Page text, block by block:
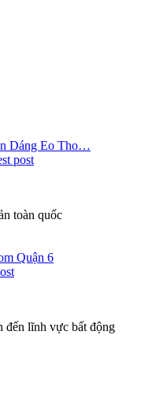
Dáng Eo Tho…
post
toàn quốc
Quận 6
đến lĩnh vực bất động